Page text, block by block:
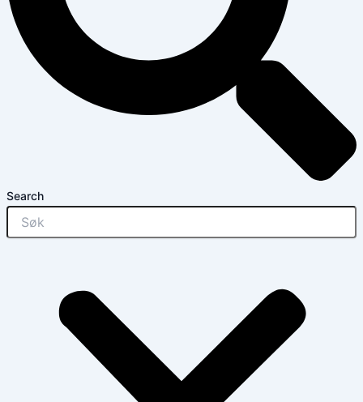
Search